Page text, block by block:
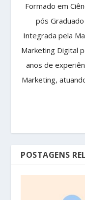
Formado em
pós
Integrada pela
Marketing Digital
anos de
Marketing,
POSTAGENS